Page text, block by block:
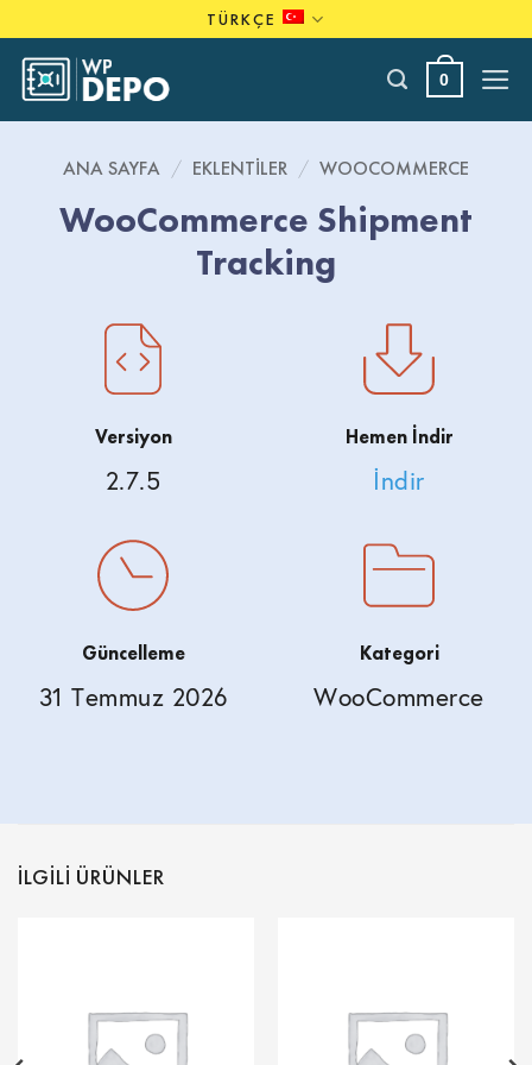
to
content
TÜRKÇE
0
ANA SAYFA / EKLENTILER / WOOCOMMERCE
WooCommerce Shipment
Tracking
Versiyon
2.7.5
Hemen İndir
İndir
Güncelleme
31 Temmuz 2026
Kategori
WooCommerce
İLGILI ÜRÜNLER